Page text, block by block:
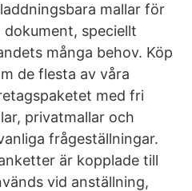
mallar för
speciellt
många behov. Köp
de flesta av våra
med fri
privatmallar och
frågeställningar.
är kopplade till
vid anställning,